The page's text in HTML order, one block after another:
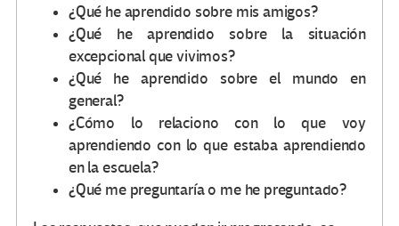
¿Qué he aprendido sobre mis amigos?
¿Qué he aprendido sobre la situación
excepcional que vivimos?
¿Qué he aprendido sobre el mundo en
general?
¿Cómo lo relaciono con lo que voy
aprendiendo con lo que estaba aprendiendo
en la escuela?
¿Qué me preguntaría o me he preguntado?